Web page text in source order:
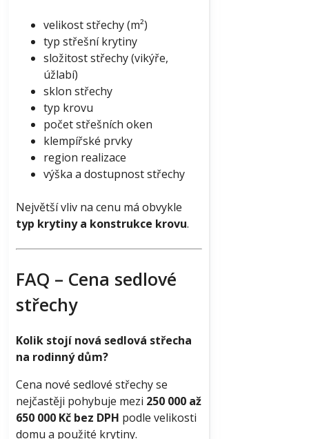
velikost střechy (m²)
typ střešní krytiny
složitost střechy (vikýře,
úžlabí)
sklon střechy
typ krovu
počet střešních oken
klempířské prvky
region realizace
výška a dostupnost střechy
Největší vliv na cenu má obvykle
typ krytiny a konstrukce krovu.
FAQ – Cena sedlové
střechy
Kolik stojí nová sedlová střecha
na rodinný dům?
Cena nové sedlové střechy se
nejčastěji pohybuje mezi 250 000 až
650 000 Kč bez DPH podle velikosti
domu a použité krytiny.